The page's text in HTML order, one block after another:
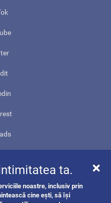
ului ta.
noastre, inclusiv prin
cine ești, să își